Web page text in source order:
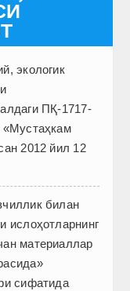
экологик
ПҚ-1717-
«Мустаҳкам
2012 йил 12
билан
ислоҳотларнинг
материаллар
сифатида